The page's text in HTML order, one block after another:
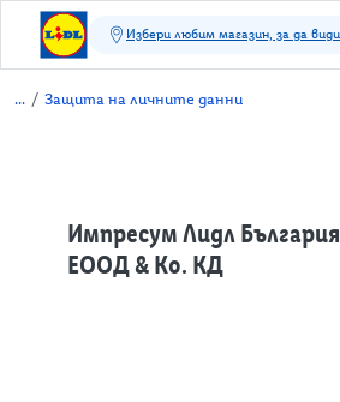
/ Защита на личните данни
Импресум Лидл България
ЕООД & Ко. КД